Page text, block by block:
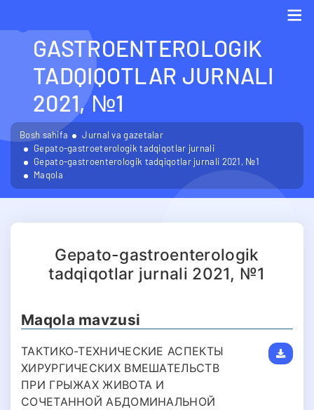
GASTROENTEROLOGIK
TADQIQOTLAR JURNALI
2021, №1
Bosh sahifa
Jurnal va gazetalar
Gepato-gastroeterologik tadqiqotlar jurnali
Gepato-gastroenterologik tadqiqotlar jurnali 2021, №1
Maqola
Gepato-gastroenterologik
tadqiqotlar jurnali 2021, №1
Maqola mavzusi
ТАКТИКО-ТЕХНИЧЕСКИЕ АСПЕКТЫ
ХИРУРГИЧЕСКИХ ВМЕШАТЕЛЬСТВ
ПРИ ГРЫЖАХ ЖИВОТА И
СОЧЕТАННОЙ АБДОМИНАЛЬНОЙ